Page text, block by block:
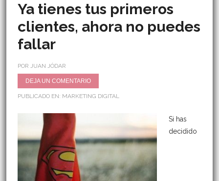
Ya tienes tus primeros
clientes, ahora no puedes
fallar
POR JUAN JÓDAR
DEJA UN COMENTARIO
PUBLICADO EN: MARKETING DIGITAL
Si has
decidido